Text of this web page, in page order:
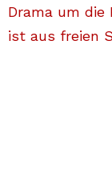
Drama um die
ist aus freien